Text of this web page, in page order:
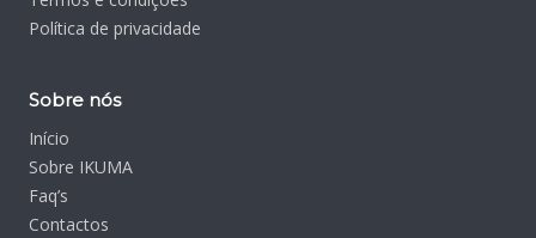
Política de privacidade
Sobre nós
Início
Sobre IKUMA
Faq’s
Contactos